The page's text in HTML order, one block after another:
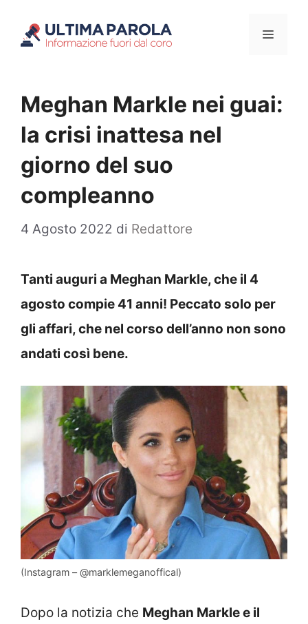
Menu
Meghan Markle nei guai:
la crisi inattesa nel
giorno del suo
compleanno
4 Agosto 2022 di Redattore
Tanti auguri a Meghan Markle, che il 4
agosto compie 41 anni! Peccato solo per
gli affari, che nel corso dell’anno non sono
andati così bene.
(Instagram – @marklemeganoffical)
Dopo la notizia che Meghan Markle e il